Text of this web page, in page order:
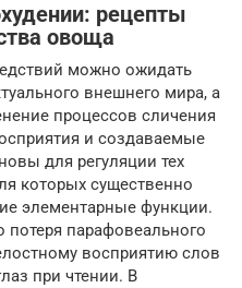
рецепты
овоща
можно ожидать
внешнего мира, а
процессов сличения
и создаваемые
для регуляции тех
которых существенно
элементарные функции.
потеря парафовеального
восприятию слов
при чтении. В